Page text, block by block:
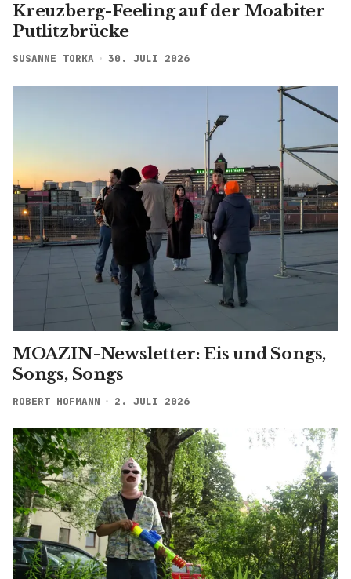
Kreuzberg-Feeling auf der Moabiter
Putlitzbrücke
SUSANNE TORKA 30. JULI 2026
MOAZIN-Newsletter: Eis und Songs,
Songs, Songs
ROBERT HOFMANN 2. JULI 2026